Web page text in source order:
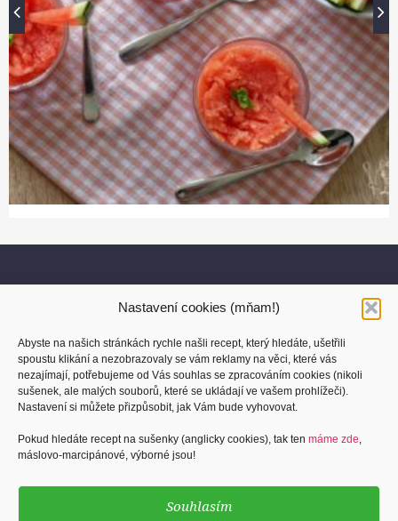
Nastavení cookies (mňam!)
Abyste na našich stránkách rychle našli recept, který hledáte, ušetřili
spoustu klikání a nezobrazovaly se vám reklamy na věci, které vás
nezajímají, potřebujeme od Vás souhlas se zpracováním cookies (nikoli
sušenek, ale malých souborů, které se ukládají ve vašem prohlížeči).
Nastavení si můžete přizpůsobit, jak Vám bude vyhovovat.
Pokud hledáte recept na sušenky (anglicky cookies), tak ten máme zde,
máslovo-marcipánové, výborné jsou!
Souhlasím
O nás
Kontakt
Cookies (sušenky)